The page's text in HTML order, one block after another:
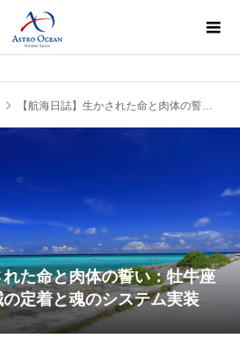
【航海日誌】生かされた命と肉体の誓い：牡牛座新月が告げる、至誠の定着と魂のシステム実装
た命と肉体の誓い：牡牛座
定着と魂のシステム実装